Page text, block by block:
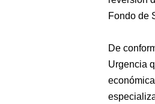
Fondo de
De
Urgencia